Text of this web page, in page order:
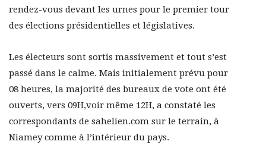
rendez-vous devant les urnes pour le premier tour
des élections présidentielles et législatives.
Les électeurs sont sortis massivement et tout s’est
passé dans le calme. Mais initialement prévu pour
08 heures, la majorité des bureaux de vote ont été
ouverts, vers 09H,voir même 12H, a constaté les
correspondants de sahelien.com sur le terrain, à
Niamey comme à l’intérieur du pays.